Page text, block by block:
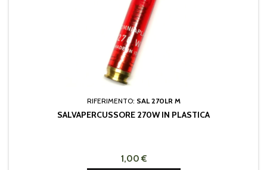
RIFERIMENTO: SAL 270LR M
SALVAPERCUSSORE 270W IN PLASTICA
1,00 €